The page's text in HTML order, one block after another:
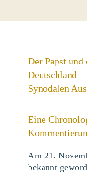
Der Papst und
Deutschland
Synodalen
Eine
Am 21.
bekannt